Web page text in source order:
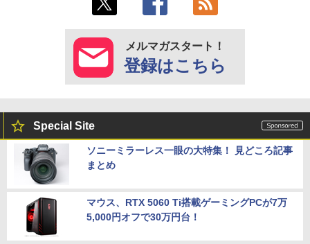
メルマガスタート！
登録はこちら
Special Site
ソニーミラーレス一眼の大特集！ 見どころ記事
まとめ
マウス、RTX 5060 Ti搭載ゲーミングPCが7万
5,000円オフで30万円台！